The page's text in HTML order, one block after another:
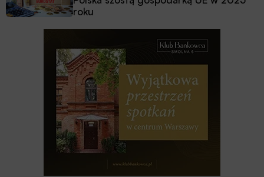
roku